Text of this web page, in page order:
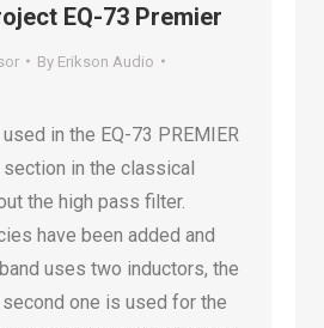
EQ-73 Premier
By Erikson Audio
in the EQ-73 PREMIER
in the classical
the high pass filter.
have been added and
uses two inductors, the
one is used for the